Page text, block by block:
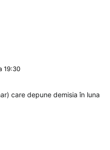
19:30
care depune demisia în luna